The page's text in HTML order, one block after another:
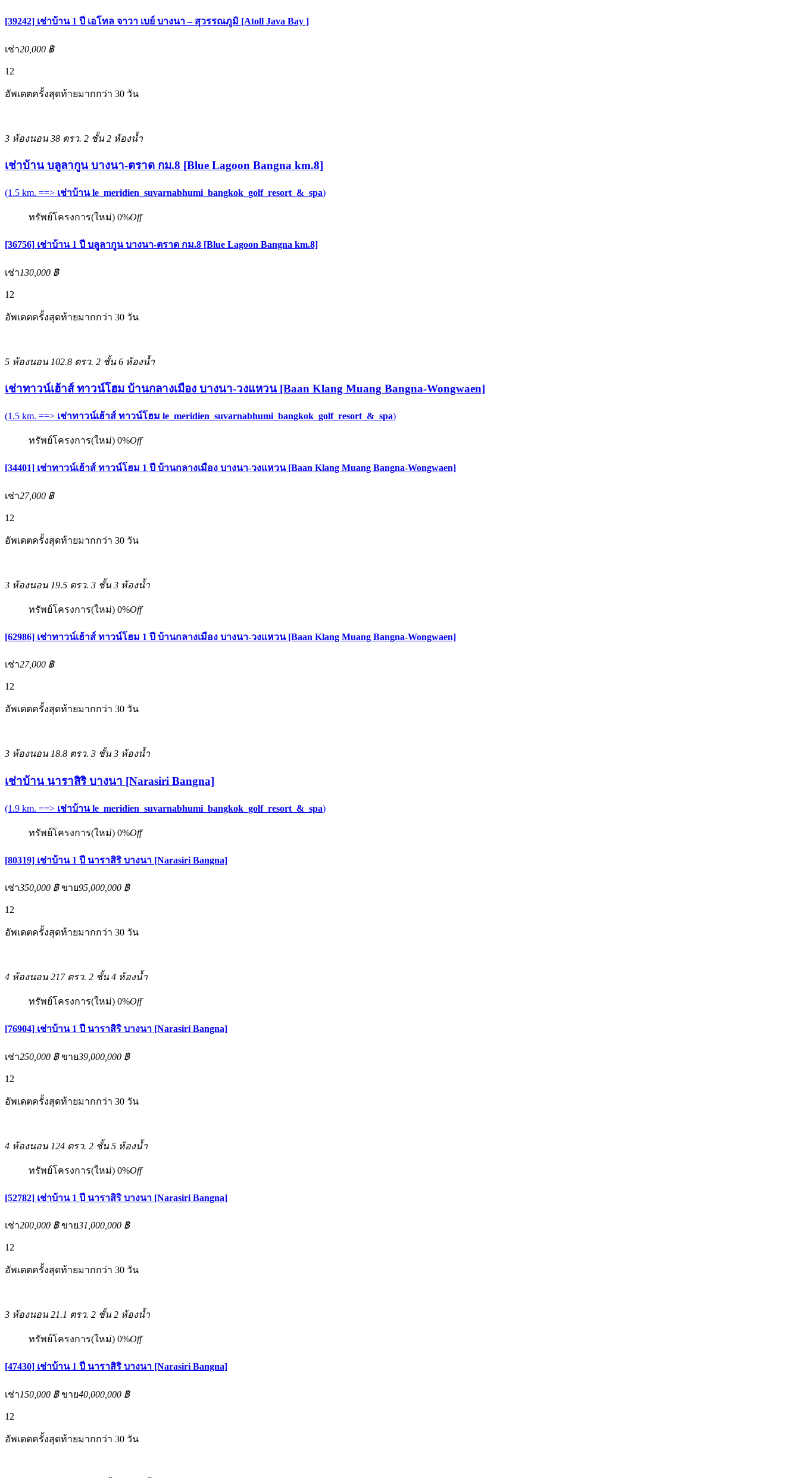
[39242] เช่าบ้าน 1 ปี เอโทล จาวา เบย์ บางนา – สุวรรณภูมิ [Atoll Java Bay ]
เช่า20,000 ฿
12
อัพเดตครั้งสุดท้ายมากกว่า 30 วัน
3 ห้องนอน 38 ตรว. 2 ชั้น 2 ห้องน้ำ
เช่าบ้าน บลูลากูน บางนา-ตราด กม.8 [Blue Lagoon Bangna km.8]
(1.5 km. ==> เช่าบ้าน le_meridien_suvarnabhumi_bangkok_golf_resort_&_spa)
ทรัพย์โครงการ(ใหม่) 0%Off
[36756] เช่าบ้าน 1 ปี บลูลากูน บางนา-ตราด กม.8 [Blue Lagoon Bangna km.8]
เช่า130,000 ฿
12
อัพเดตครั้งสุดท้ายมากกว่า 30 วัน
5 ห้องนอน 102.8 ตรว. 2 ชั้น 6 ห้องน้ำ
เช่าทาวน์เฮ้าส์ ทาวน์โฮม บ้านกลางเมือง บางนา-วงแหวน [Baan Klang Muang Bangna-Wongwaen]
(1.5 km. ==> เช่าทาวน์เฮ้าส์ ทาวน์โฮม le_meridien_suvarnabhumi_bangkok_golf_resort_&_spa)
ทรัพย์โครงการ(ใหม่) 0%Off
[34401] เช่าทาวน์เฮ้าส์ ทาวน์โฮม 1 ปี บ้านกลางเมือง บางนา-วงแหวน [Baan Klang Muang Bangna-Wongwaen]
เช่า27,000 ฿
12
อัพเดตครั้งสุดท้ายมากกว่า 30 วัน
3 ห้องนอน 19.5 ตรว. 3 ชั้น 3 ห้องน้ำ
ทรัพย์โครงการ(ใหม่) 0%Off
[62986] เช่าทาวน์เฮ้าส์ ทาวน์โฮม 1 ปี บ้านกลางเมือง บางนา-วงแหวน [Baan Klang Muang Bangna-Wongwaen]
เช่า27,000 ฿
12
อัพเดตครั้งสุดท้ายมากกว่า 30 วัน
3 ห้องนอน 18.8 ตรว. 3 ชั้น 3 ห้องน้ำ
เช่าบ้าน นาราสิริ บางนา [Narasiri Bangna]
(1.9 km. ==> เช่าบ้าน le_meridien_suvarnabhumi_bangkok_golf_resort_&_spa)
ทรัพย์โครงการ(ใหม่) 0%Off
[80319] เช่าบ้าน 1 ปี นาราสิริ บางนา [Narasiri Bangna]
เช่า350,000 ฿ ขาย95,000,000 ฿
12
อัพเดตครั้งสุดท้ายมากกว่า 30 วัน
4 ห้องนอน 217 ตรว. 2 ชั้น 4 ห้องน้ำ
ทรัพย์โครงการ(ใหม่) 0%Off
[76904] เช่าบ้าน 1 ปี นาราสิริ บางนา [Narasiri Bangna]
เช่า250,000 ฿ ขาย39,000,000 ฿
12
อัพเดตครั้งสุดท้ายมากกว่า 30 วัน
4 ห้องนอน 124 ตรว. 2 ชั้น 5 ห้องน้ำ
ทรัพย์โครงการ(ใหม่) 0%Off
[52782] เช่าบ้าน 1 ปี นาราสิริ บางนา [Narasiri Bangna]
เช่า200,000 ฿ ขาย31,000,000 ฿
12
อัพเดตครั้งสุดท้ายมากกว่า 30 วัน
3 ห้องนอน 21.1 ตรว. 2 ชั้น 2 ห้องน้ำ
ทรัพย์โครงการ(ใหม่) 0%Off
[47430] เช่าบ้าน 1 ปี นาราสิริ บางนา [Narasiri Bangna]
เช่า150,000 ฿ ขาย40,000,000 ฿
12
อัพเดตครั้งสุดท้ายมากกว่า 30 วัน